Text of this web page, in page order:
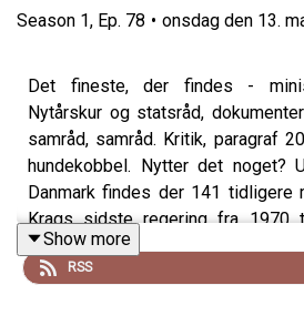
Season 1, Ep. 78 • onsdag den 13.
Det fineste, der findes -
Nytårskur og statsråd,
samråd, samråd. Kritik, paragraf
hundekobbel. Nytter det noget?
Danmark findes der 141 tidligere
Krags sidste regering fra 1970
Ammitzbøll-Bille, økonomi- og
2019, inviterer i
Show more
RSS